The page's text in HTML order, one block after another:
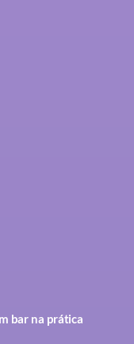
bar na prática